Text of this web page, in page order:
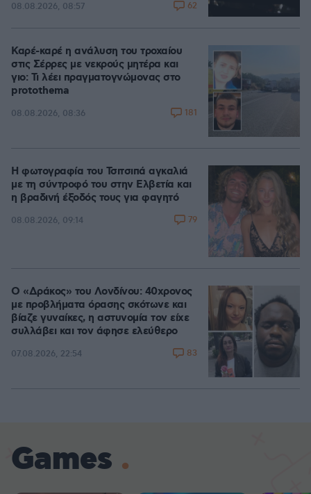
08.08.2026, 08:57 62
Καρέ-καρέ η ανάλυση του τροχαίου
στις Σέρρες με νεκρούς μητέρα και
γιο: Τι λέει πραγματογνώμονας στο
protothema
08.08.2026, 08:36 181
Η φωτογραφία του Τσιτσιπά αγκαλιά
με τη σύντροφό του στην Ελβετία και
η βραδινή έξοδός τους για φαγητό
08.08.2026, 09:14 79
Ο «Δράκος» του Λονδίνου: 40χρονος
με προβλήματα όρασης σκότωνε και
βίαζε γυναίκες, η αστυνομία τον είχε
συλλάβει και τον άφησε ελεύθερο
07.08.2026, 22:54 83
Games